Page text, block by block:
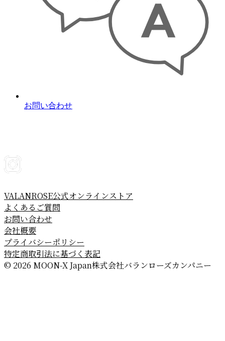
お問い合わせ
VALANROSE公式オンラインストア
よくあるご質問
お問い合わせ
会社概要
プライバシーポリシー
特定商取引法に基づく表記
© 2026 MOON-X Japan株式会社バランローズカンパニー